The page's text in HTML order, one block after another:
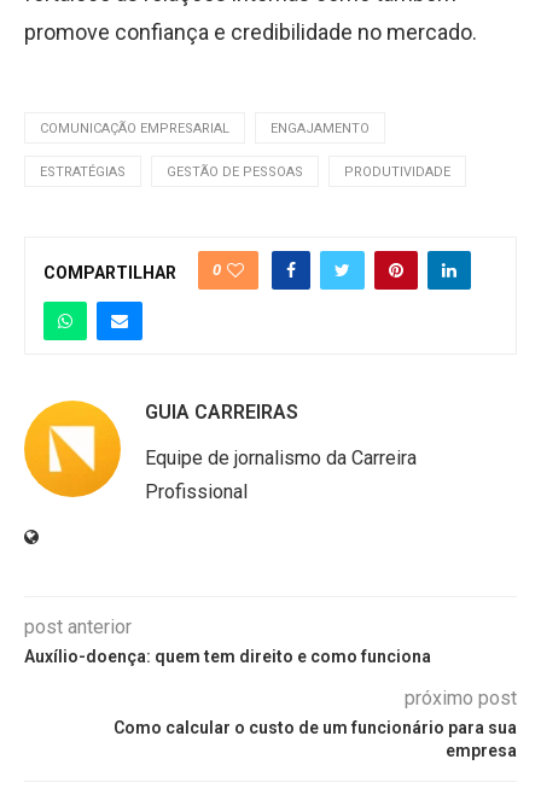
promove confiança e credibilidade no mercado.
COMUNICAÇÃO EMPRESARIAL ENGAJAMENTO
ESTRATÉGIAS GESTÃO DE PESSOAS PRODUTIVIDADE
COMPARTILHAR 0
GUIA CARREIRAS
Equipe de jornalismo da Carreira
Profissional
post anterior
Auxílio-doença: quem tem direito e como funciona
próximo post
Como calcular o custo de um funcionário para sua
empresa